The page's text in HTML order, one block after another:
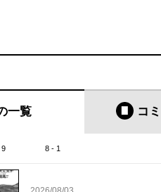
一覧 コ
9 8 - 1